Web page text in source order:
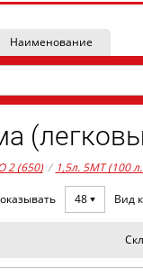
Наименование
2 (650) / 1,5л. 5MT (100
48 Вид